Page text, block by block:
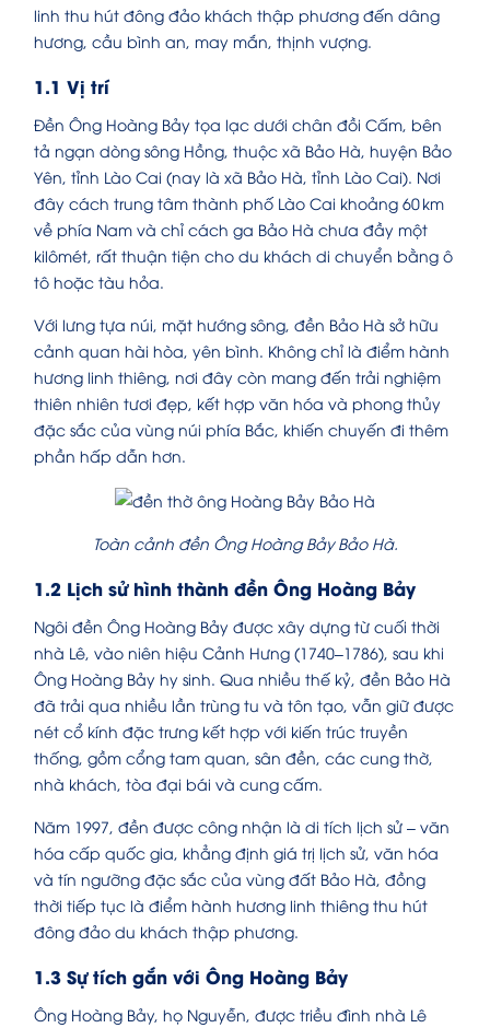
linh thu hút đông đảo khách thập phương đến dâng
hương, cầu bình an, may mắn, thịnh vượng.
1.1 Vị trí
Đền Ông Hoàng Bảy tọa lạc dưới chân đồi Cấm, bên
tả ngạn dòng sông Hồng, thuộc xã Bảo Hà, huyện Bảo
Yên, tỉnh Lào Cai (nay là xã Bảo Hà, tỉnh Lào Cai). Nơi
đây cách trung tâm thành phố Lào Cai khoảng 60 km
về phía Nam và chỉ cách ga Bảo Hà chưa đầy một
kilômét, rất thuận tiện cho du khách di chuyển bằng ô
tô hoặc tàu hỏa.
Với lưng tựa núi, mặt hướng sông, đền Bảo Hà sở hữu
cảnh quan hài hòa, yên bình. Không chỉ là điểm hành
hương linh thiêng, nơi đây còn mang đến trải nghiệm
thiên nhiên tươi đẹp, kết hợp văn hóa và phong thủy
đặc sắc của vùng núi phía Bắc, khiến chuyến đi thêm
phần hấp dẫn hơn.
Toàn cảnh đền Ông Hoàng Bảy Bảo Hà.
1.2 Lịch sử hình thành đền Ông Hoàng Bảy
Ngôi đền Ông Hoàng Bảy được xây dựng từ cuối thời
nhà Lê, vào niên hiệu Cảnh Hưng (1740–1786), sau khi
Ông Hoàng Bảy hy sinh. Qua nhiều thế kỷ, đền Bảo Hà
đã trải qua nhiều lần trùng tu và tôn tạo, vẫn giữ được
nét cổ kính đặc trưng kết hợp với kiến trúc truyền
thống, gồm cổng tam quan, sân đền, các cung thờ,
nhà khách, tòa đại bái và cung cấm.
Năm 1997, đền được công nhận là di tích lịch sử – văn
hóa cấp quốc gia, khẳng định giá trị lịch sử, văn hóa
và tín ngưỡng đặc sắc của vùng đất Bảo Hà, đồng
thời tiếp tục là điểm hành hương linh thiêng thu hút
đông đảo du khách thập phương.
1.3 Sự tích gắn với Ông Hoàng Bảy
Ông Hoàng Bảy, họ Nguyễn, được triều đình nhà Lê